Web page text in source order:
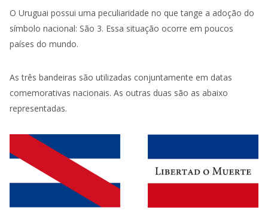
O Uruguai possui uma peculiaridade no que tange a adoção do
símbolo nacional: São 3. Essa situação ocorre em poucos
países do mundo.
As três bandeiras são utilizadas conjuntamente em datas
comemorativas nacionais. As outras duas são as abaixo
representadas.